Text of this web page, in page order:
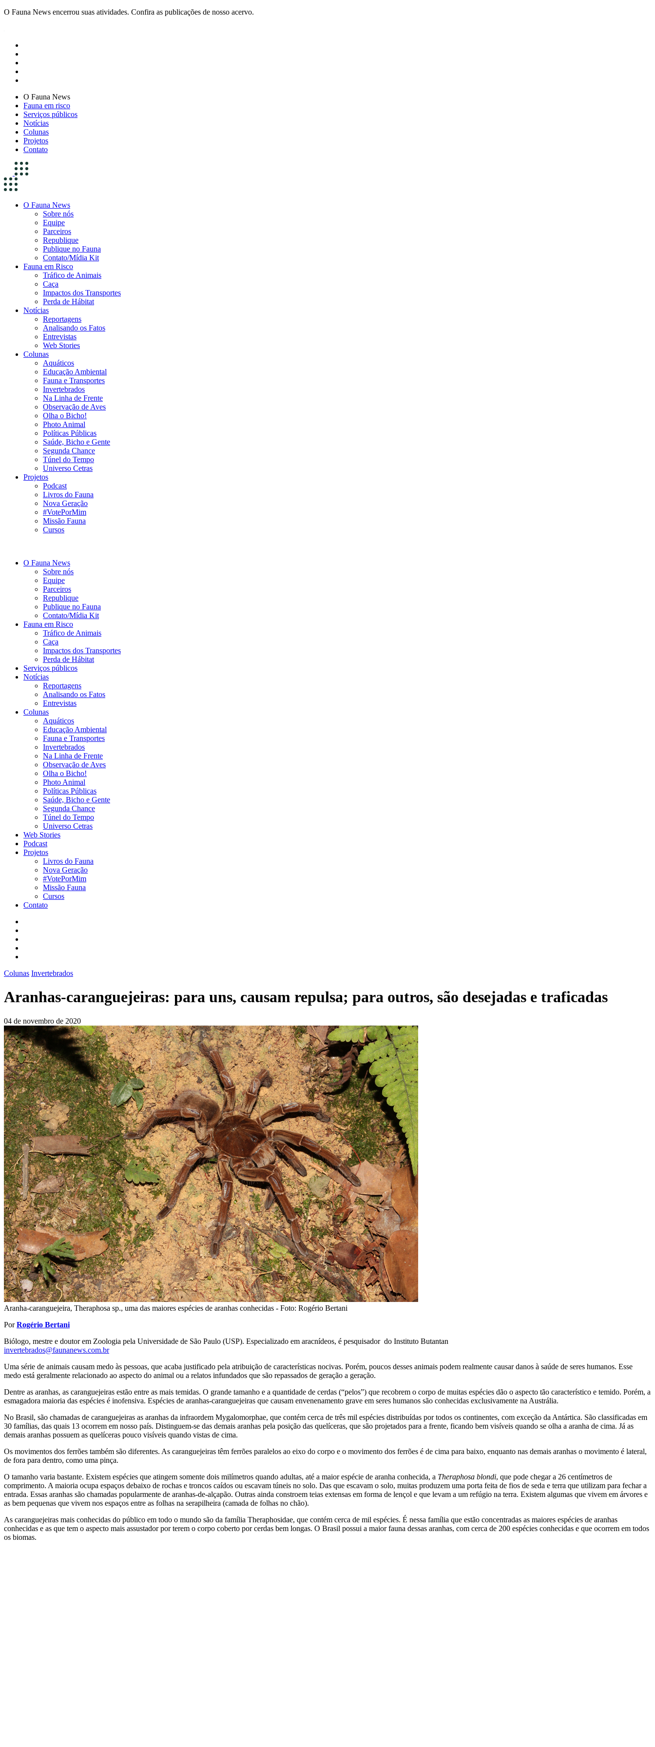
O Fauna News encerrou suas atividades. Confira as publicações de nosso acervo.
O Fauna News
Fauna em risco
Serviços públicos
Notícias
Colunas
Projetos
Contato
O Fauna News
Sobre nós
Equipe
Parceiros
Republique
Publique no Fauna
Contato/Mídia Kit
Fauna em Risco
Tráfico de Animais
Caça
Impactos dos Transportes
Perda de Hábitat
Notícias
Reportagens
Analisando os Fatos
Entrevistas
Web Stories
Colunas
Aquáticos
Educação Ambiental
Fauna e Transportes
Invertebrados
Na Linha de Frente
Observação de Aves
Olha o Bicho!
Photo Animal
Políticas Públicas
Saúde, Bicho e Gente
Segunda Chance
Túnel do Tempo
Universo Cetras
Projetos
Podcast
Livros do Fauna
Nova Geração
#VotePorMim
Missão Fauna
Cursos
O Fauna News
Sobre nós
Equipe
Parceiros
Republique
Publique no Fauna
Contato/Mídia Kit
Fauna em Risco
Tráfico de Animais
Caça
Impactos dos Transportes
Perda de Hábitat
Serviços públicos
Notícias
Reportagens
Analisando os Fatos
Entrevistas
Colunas
Aquáticos
Educação Ambiental
Fauna e Transportes
Invertebrados
Na Linha de Frente
Observação de Aves
Olha o Bicho!
Photo Animal
Políticas Públicas
Saúde, Bicho e Gente
Segunda Chance
Túnel do Tempo
Universo Cetras
Web Stories
Podcast
Projetos
Livros do Fauna
Nova Geração
#VotePorMim
Missão Fauna
Cursos
Contato
Colunas Invertebrados
Aranhas-caranguejeiras: para uns, causam repulsa; para outros, são desejadas e traficadas
04 de novembro de 2020
Aranha-caranguejeira, Theraphosa sp., uma das maiores espécies de aranhas conhecidas - Foto: Rogério Bertani
PorRogério Bertani
Biólogo, mestre e doutor em Zoologia pela Universidade de São Paulo (USP). Especializado em aracnídeos, é pesquisador do Instituto Butantan
invertebrados@faunanews.com.br
Uma série de animais causam medo às pessoas, que acaba justificado pela atribuição de características nocivas. Porém, poucos desses animais podem realmente causar danos à saúde de seres humanos. Esse
medo está geralmente relacionado ao aspecto do animal ou a relatos infundados que são repassados de geração a geração.
Dentre as aranhas, as caranguejeiras estão entre as mais temidas. O grande tamanho e a quantidade de cerdas (“pelos”) que recobrem o corpo de muitas espécies dão o aspecto tão característico e temido. Porém, a
esmagadora maioria das espécies é inofensiva. Espécies de aranhas-caranguejeiras que causam envenenamento grave em seres humanos são conhecidas exclusivamente na Austrália.
No Brasil, são chamadas de caranguejeiras as aranhas da infraordem Mygalomorphae, que contém cerca de três mil espécies distribuídas por todos os continentes, com exceção da Antártica. São classificadas em
30 famílias, das quais 13 ocorrem em nosso país. Distinguem-se das demais aranhas pela posição das quelíceras, que são projetados para a frente, ficando bem visíveis quando se olha a aranha de cima. Já as
demais aranhas possuem as quelíceras pouco visíveis quando vistas de cima.
Os movimentos dos ferrões também são diferentes. As caranguejeiras têm ferrões paralelos ao eixo do corpo e o movimento dos ferrões é de cima para baixo, enquanto nas demais aranhas o movimento é lateral,
de fora para dentro, como uma pinça.
O tamanho varia bastante. Existem espécies que atingem somente dois milímetros quando adultas, até a maior espécie de aranha conhecida, a Theraphosa blondi, que pode chegar a 26 centímetros de
comprimento. A maioria ocupa espaços debaixo de rochas e troncos caídos ou escavam túneis no solo. Das que escavam o solo, muitas produzem uma porta feita de fios de seda e terra que utilizam para fechar a
entrada. Essas aranhas são chamadas popularmente de aranhas-de-alçapão. Outras ainda constroem teias extensas em forma de lençol e que levam a um refúgio na terra. Existem algumas que vivem em árvores e
as bem pequenas que vivem nos espaços entre as folhas na serapilheira (camada de folhas no chão).
As caranguejeiras mais conhecidas do público em todo o mundo são da família Theraphosidae, que contém cerca de mil espécies. É nessa família que estão concentradas as maiores espécies de aranhas
conhecidas e as que tem o aspecto mais assustador por terem o corpo coberto por cerdas bem longas. O Brasil possui a maior fauna dessas aranhas, com cerca de 200 espécies conhecidas e que ocorrem em todos
os biomas.